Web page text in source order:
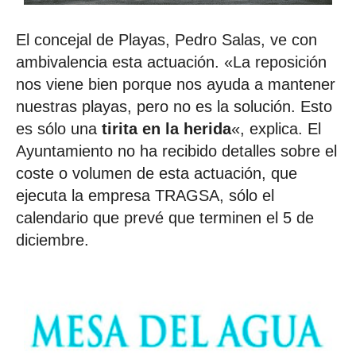
El concejal de Playas, Pedro Salas, ve con
ambivalencia esta actuación. «La reposición
nos viene bien porque nos ayuda a mantener
nuestras playas, pero no es la solución. Esto
es sólo una tirita en la herida«, explica. El
Ayuntamiento no ha recibido detalles sobre el
coste o volumen de esta actuación, que
ejecuta la empresa TRAGSA, sólo el
calendario que prevé que terminen el 5 de
diciembre.